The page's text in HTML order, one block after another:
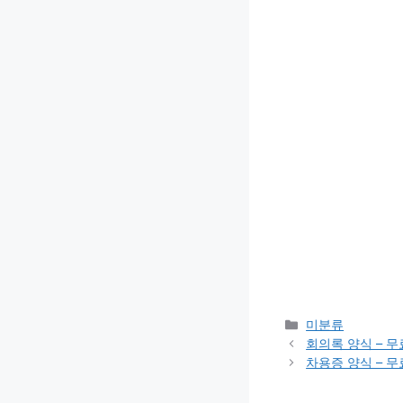
카
테
고
미분류
회의록 양식 – 무
차용증 양식 – 무